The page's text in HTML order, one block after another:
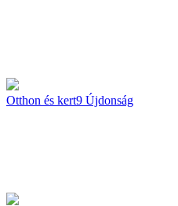
Otthon és kert9 Újdonság